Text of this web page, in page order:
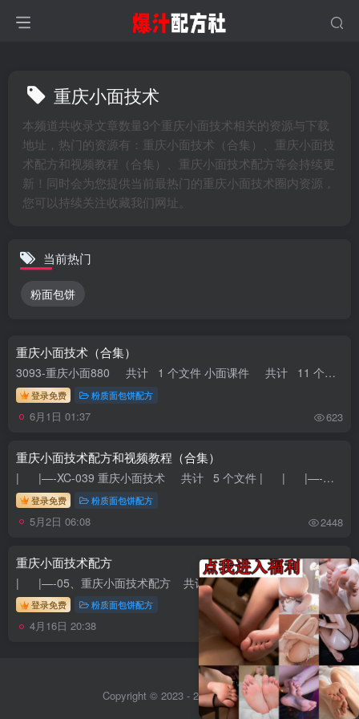
重庆小面技术
本频道共收录文章数量3个重庆小面技术相关的资源与下载
地址，热门的资源有：重庆小面技术（合集）、重庆小面技
术配方和视频教程（合集）、重庆小面技术配方等会持续更
新！同时会为您提供当前最热门的重庆小面技术圈内资源，
您可以持续关注收藏我们网址。
当前热门
粉面包饼
重庆小面技术（合集）
3093-重庆小面880 共计 1 个文件 小面课件 共计 11 个文件 重庆小面(辣椒油制作).docx 大小 0.01M 碗杂小面.docx 大小 0.01M 酸菜肉...
登录免费 粉质面包饼配方
6月1日 01:37 623
重庆小面技术配方和视频教程（合集）
| |—-XC-039 重庆小面技术 共计 5 个文件 | | |—-重庆小面手写配方 共计 8 个文件 | | | |...
登录免费 粉质面包饼配方
5月2日 06:08 2448
重庆小面技术配方
| |—-05、重庆小面技术配方 共计 1 个文件 | | |—-教程二、舌品天下重庆小面 共计 1 个文件 | | | ...
登录免费 粉质面包饼配方
4月16日 20:38 8228
Copyright © 2023 - 2026Sitemap